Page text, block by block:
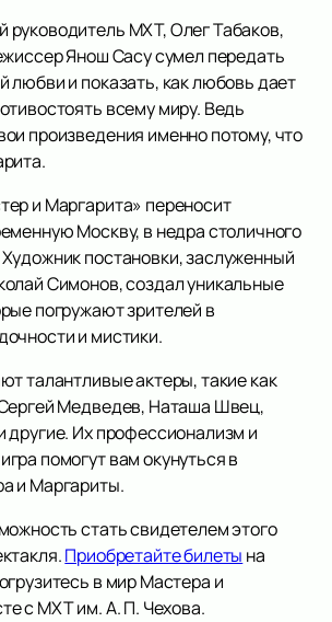
руководитель МХТ, Олег Табаков,
Янош Сасу сумел передать
любви и показать, как любовь дает
всему миру. Ведь
произведения именно потому, что
и Маргарита» переносит
Москву, в недра столичного
постановки, заслуженный
Симонов, создал уникальные
погружают зрителей в
и мистики.
талантливые актеры, такие как
Медведев, Наташа Швец,
другие. Их профессионализм и
помогут вам окунуться в
и Маргариты.
стать свидетелем этого
Приобретайте билеты на
в мир Мастера и
с МХТ им. А. П. Чехова.